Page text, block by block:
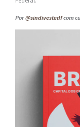
Por@sindivestedfcom